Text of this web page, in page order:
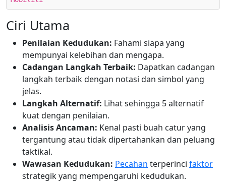
Ciri Utama
Penilaian Kedudukan: Fahami siapa yang
mempunyai kelebihan dan mengapa.
Cadangan Langkah Terbaik: Dapatkan cadangan
langkah terbaik dengan notasi dan simbol yang
jelas.
Langkah Alternatif: Lihat sehingga 5 alternatif
kuat dengan penilaian.
Analisis Ancaman: Kenal pasti buah catur yang
tergantung atau tidak dipertahankan dan peluang
taktikal.
Wawasan Kedudukan: Pecahan terperinci faktor
strategik yang mempengaruhi kedudukan.